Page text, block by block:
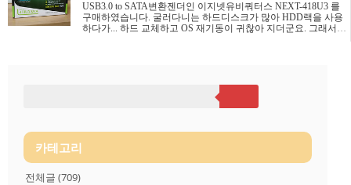
USB3.0 to SATA변환젠더인 이지넷유비쿼터스 NEXT-418U3 를
구매하였습니다. 굴러다니는 하드디스크가 많아 HDD랙을 사용
하다가... 하드 교체하고 OS 재기동이 귀찮아 지더군요. 그래서 U
NEXT-318U3 모델 리뷰만 있던데.. NEXT-418U3가 숫자가 높아
최신형 같았구요.. ^^; 박스 모습니다. 최근에 나오는 이지넷유비
쿼터스 회사 제품 박스는 다 이런 스타일인가 보네요.. 그리 크지
카테고리
전체글 (709)